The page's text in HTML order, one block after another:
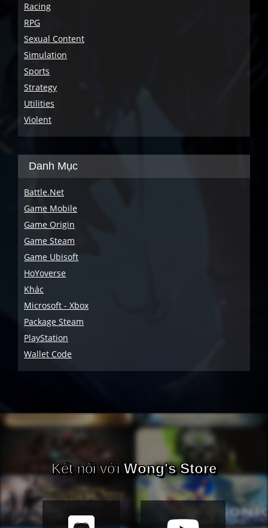
Racing
RPG
Sexual Content
Simulation
Sports
Strategy
Utilities
Violent
Danh Mục
Battle.Net
Game Mobile
Game Origin
Game Steam
Game Ubisoft
HoYoverse
Khác
Microsoft - Xbox
Package Steam
PlayStation
Wallet Code
Kết nối với Wong's Store